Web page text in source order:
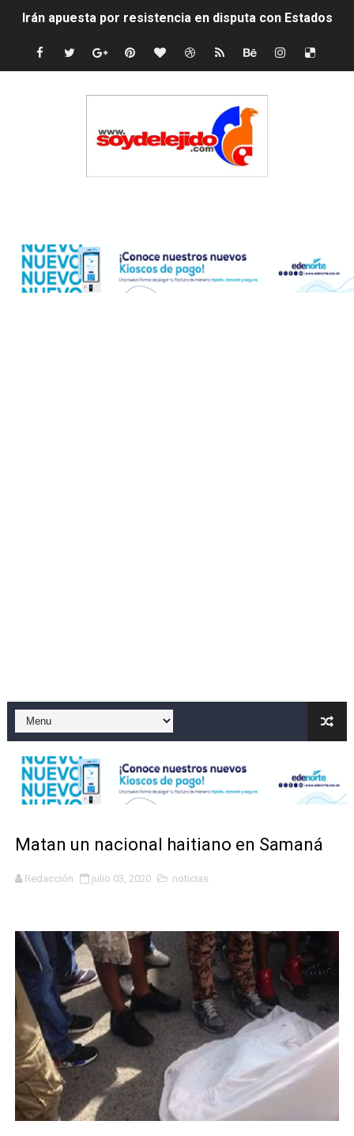
Irán apuesta por resistencia en disputa con Estados
Dominicana demanda Yankees por 10 millones de
Un derrumbe en el centro de Cuba deja dos personas
Condenan a dos 'streamers' franceses por torturar
Tasa del dólar jueves 06 de agosto de 2026
Operativo en Barahona: desmantelan fábrica de
Autoridades indagan muerte de mujer en La Zurza,
Accidente en Verón deja un motorista fallecido y otra
Policía recaptura en Altamira a fugado del CCR San
Coraasan construye parque solar de un megavatio
Matan un nacional haitiano en Samaná
Redacción julio 03, 2020 noticias